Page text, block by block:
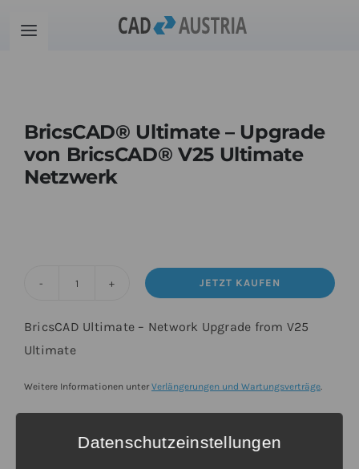
InhaltToggle
Schulung
Kontakt
Community
BricsCAD® Ultimate – Upgrade
von BricsCAD® V25 Ultimate
Netzwerk
von
BricsCAD®
JETZT KAUFEN
BricsCAD Ultimate – Network Upgrade from V25
Ultimate
Weitere Informationen unterVerlängerungen und Wartungsverträge.
Datenschutzeinstellungen